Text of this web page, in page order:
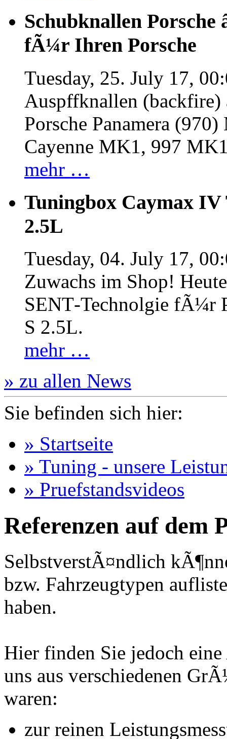
Schubknallen Porsche
fÃ¼r Ihren Porsche
Tuesday, 25. July 17,
Auspffknallen
Porsche Panamera
Cayenne MK1, 997
mehr …
Tuningbox Caymax IV
2.5L
Tuesday, 04. July 17,
Zuwachs im Shop!
SENT‐Technolgie fÃ¼r
S 2.5L.
mehr …
» zu allen News
Sie befinden sich hier:
» Startseite
» Tuning - unsere
» Pruefstandsvideos
Referenzen auf dem
SelbstverstÃ¤ndlich
bzw. Fahrzeugtypen
haben.
Hier finden Sie jedoch
uns aus verschiedenen
waren:
zur reinen